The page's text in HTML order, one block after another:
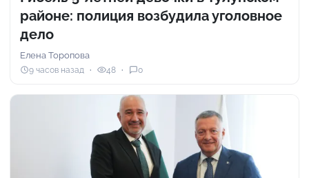
районе: полиция возбудила уголовное
дело
Елена Торопова
9 часов назад 48 0